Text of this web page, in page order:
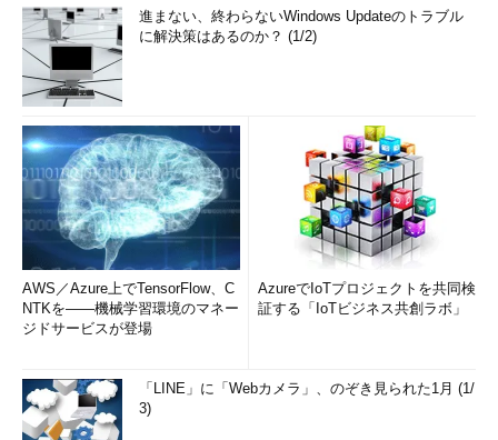
進まない、終わらないWindows Updateのトラブル
に解決策はあるのか？ (1/2)
AWS／Azure上でTensorFlow、C
NTKを――機械学習環境のマネー
ジドサービスが登場
AzureでIoTプロジェクトを共同検
証する「IoTビジネス共創ラボ」
「LINE」に「Webカメラ」、のぞき見られた1月 (1/
3)